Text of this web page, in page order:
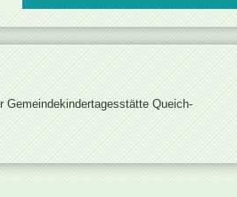
Gemeindekindertagesstätte Queich-